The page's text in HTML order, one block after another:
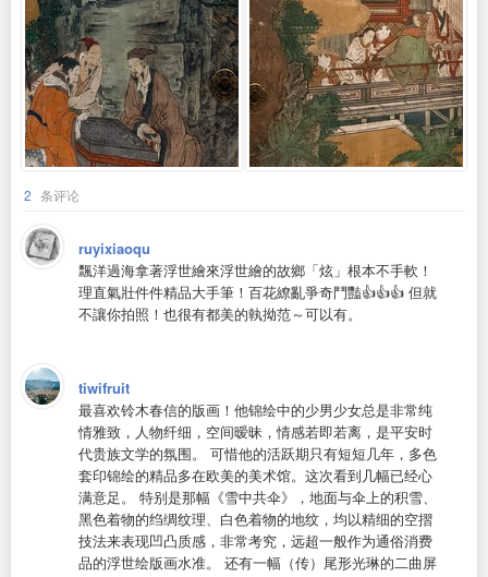
2 条评论
ruyixiaoqu
飄洋過海拿著浮世繪來浮世繪的故鄉「炫」根本不手軟！
理直氣壯件件精品大手筆！百花繚亂爭奇鬥豔👍👍👍 但就
不讓你拍照！也很有都美的執拗范～可以有。
tiwifruit
最喜欢铃木春信的版画！他锦绘中的少男少女总是非常纯
情雅致，人物纤细，空间暧昧，情感若即若离，是平安时
代贵族文学的氛围。 可惜他的活跃期只有短短几年，多色
套印锦绘的精品多在欧美的美术馆。这次看到几幅已经心
满意足。 特别是那幅《雪中共伞》，地面与伞上的积雪、
黑色着物的绉绸纹理、白色着物的地纹，均以精细的空摺
技法来表现凹凸质感，非常考究，远超一般作为通俗消费
品的浮世绘版画水准。 还有一幅（传）尾形光琳的二曲屏